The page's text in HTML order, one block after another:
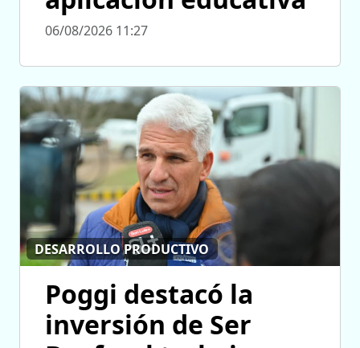
06/08/2026 11:27
DESARROLLO PRODUCTIVO
Poggi destacó la
inversión de Ser